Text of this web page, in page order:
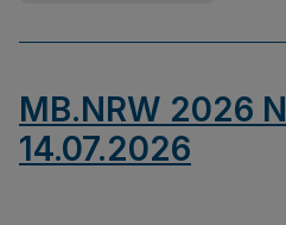
MB.NRW 2026
14.07.2026